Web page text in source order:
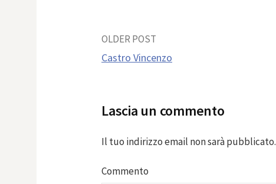
Post
OLDER POST
Castro Vincenzo
Lascia un commento
Il tuo indirizzo email non sarà pubblicato.
Commento